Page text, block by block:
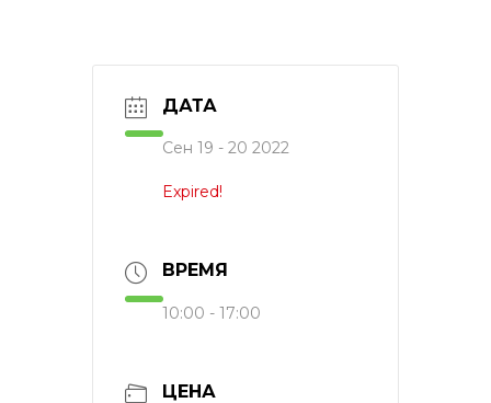
ДАТА
Сен 19 - 20 2022
Expired!
ВРЕМЯ
10:00 - 17:00
ЦЕНА